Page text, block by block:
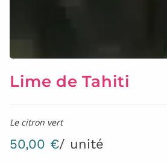
Lime de Tahiti
Le citron vert
50,00 €/ unité